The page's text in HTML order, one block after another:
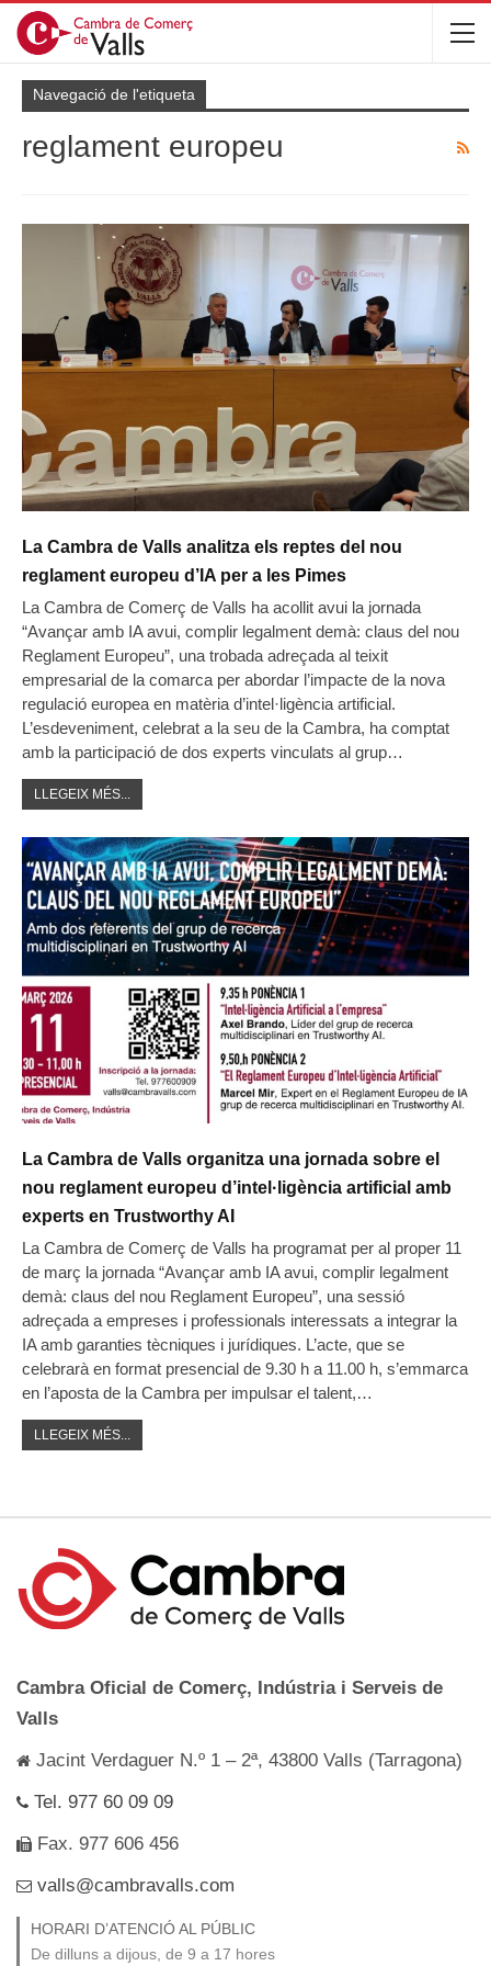
Navegació de l'etiqueta
reglament europeu
La Cambra de Valls analitza els reptes del nou
reglament europeu d’IA per a les Pimes
La Cambra de Comerç de Valls ha acollit avui la jornada
“Avançar amb IA avui, complir legalment demà: claus del nou
Reglament Europeu”, una trobada adreçada al teixit
empresarial de la comarca per abordar l’impacte de la nova
regulació europea en matèria d’intel·ligència artificial.
L’esdeveniment, celebrat a la seu de la Cambra, ha comptat
amb la participació de dos experts vinculats al grup…
LLEGEIX MÉS...
La Cambra de Valls organitza una jornada sobre el
nou reglament europeu d’intel·ligència artificial amb
experts en Trustworthy AI
La Cambra de Comerç de Valls ha programat per al proper 11
de març la jornada “Avançar amb IA avui, complir legalment
demà: claus del nou Reglament Europeu”, una sessió
adreçada a empreses i professionals interessats a integrar la
IA amb garanties tècniques i jurídiques. L’acte, que se
celebrarà en format presencial de 9.30 h a 11.00 h, s’emmarca
en l’aposta de la Cambra per impulsar el talent,…
LLEGEIX MÉS...
Cambra Oficial de Comerç, Indústria i Serveis de
Valls
Jacint Verdaguer N.º 1 – 2ª, 43800 Valls (Tarragona)
Tel. 977 60 09 09
Fax. 977 606 456
valls@cambravalls.com
HORARI D’ATENCIÓ AL PÚBLIC
De dilluns a dijous, de 9 a 17 hores